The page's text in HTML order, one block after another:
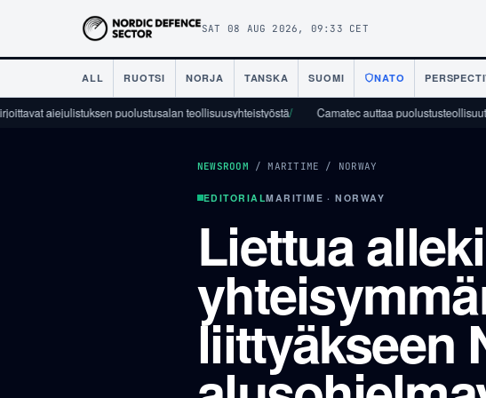
SAT 08 AUG 2026, 09:33 CET
ALL RUOTSI NORJA TANSKA SUOMI NATO
puolustusalan teollisuusyhteistyöstä/ Camatec auttaa puolustusteollisuutta
NEWSROOM /MARITIME / NORWAY
EDITORIALMARITIME · NORWAY
Liettua
liittyäkseen